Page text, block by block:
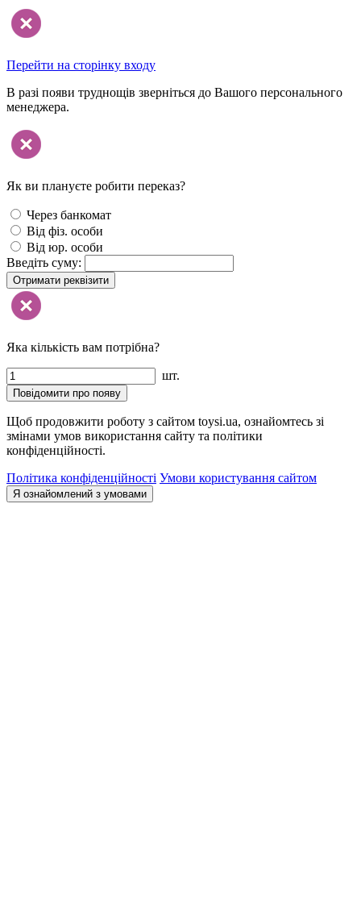
Перейти на сторінку входу
В разі появи труднощів зверніться до Вашого персонального
менеджера.
Як ви плануєте робити переказ?
Через банкомат
Від фіз. особи
Від юр. особи
Введіть суму:
Отримати реквізити
Яка кількість вам потрібна?
шт.
Повідомити про появу
Щоб продовжити роботу з сайтом toysi.ua, ознайомтесь зі
змінами умов використання сайту та політики
конфіденційності.
Політика конфіденційності Умови користування сайтом
Я ознайомлений з умовами